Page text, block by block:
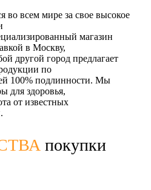
во всем мире за свое высокое
магазин
в Москву,
другой город предлагает
по
100% подлинности. Мы
для здоровья,
от известных
покупки